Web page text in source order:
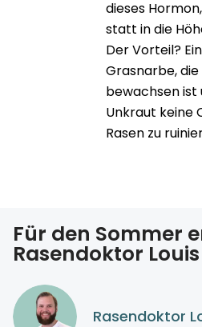
dieses
statt in die
Der Vorteil?
Grasnarbe,
bewachsen ist
Unkraut keine
Rasen zu
Für den Sommer
Rasendoktor Louis
Rasendoktor